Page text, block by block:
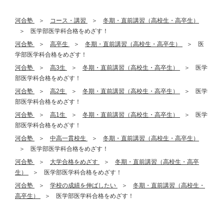
河合塾 コース・講習
冬期・直前講習（高校生・高卒生）
医学部医学科合格をめざす！
河合塾
高卒生 冬期・直前講習（高校生・高卒生）
医
学部医学科合格をめざす！
河合塾
高3生 冬期・直前講習（高校生・高卒生）
医学
部医学科合格をめざす！
河合塾
高2生 冬期・直前講習（高校生・高卒生）
医学
部医学科合格をめざす！
河合塾
高1生 冬期・直前講習（高校生・高卒生）
医学
部医学科合格をめざす！
河合塾
中高一貫校生
冬期・直前講習（高校生・高卒生）
医学部医学科合格をめざす！
河合塾
大学合格をめざす
冬期・直前講習（高校生・高卒
生）
医学部医学科合格をめざす！
河合塾
学校の成績を伸ばしたい
冬期・直前講習（高校生・
高卒生）
医学部医学科合格をめざす！